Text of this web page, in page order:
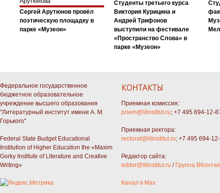
Сергей Арутюнов провёл
поэтическую площадку в
парке «Музеон»
Студенты третьего курса
Виктория Курицина и
Андрей Трифонов
выступили на фестивале
«Пространство Слова» в
парке «Музеон»
Федеральное государственное
бюджетное образовательное
учреждение высшего образования
"Литературный институт имени А. М.
Горького"
Federal State Budget Educational
Institution of Higher Education the «Maxim
Gorky Institute of Literature and Creative
Writing»
КОНТАКТЫ
Приемная комиссия:
priem@litinstitut.ru; +7 495 694-12-
Приемная ректора:
rectorat@litinstitut.ru; +7 495 694-
Редактор сайта:
editor@litinstitut.ru / Группа
Канал в Max